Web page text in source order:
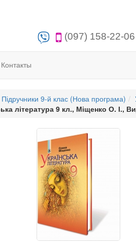
(097) 158-22-06
Контакты
Підручники 9-й клас (Нова програма)
література 9 кл., Міщенко О. І.,